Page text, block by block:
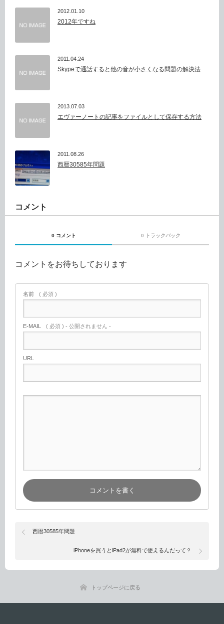
2012.01.10
2012年ですね
2011.04.24
Skypeで通話すると他の音が小さくなる問題の解決法
2013.07.03
エヴァーノートの記事をファイルとして保存する方法
2011.08.26
西暦30585年問題
コメント
0 コメント 0 トラックバック
コメントをお待ちしております
名前 ( 必須 )
E-MAIL ( 必須 ) - 公開されません -
URL
西暦30585年問題
iPhoneを買うとiPad2が無料で使えるんだって？
トップページに戻る